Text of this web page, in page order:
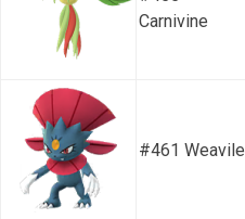
Carnivine
#461 Weavile